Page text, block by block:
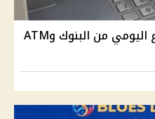
الحد الأقصى للسحب والإيداع اليومي من البنوك وATM